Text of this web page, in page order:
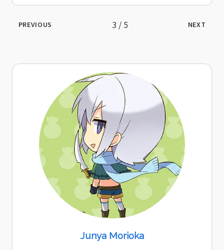
Junya Morioka
PREVIOUS 3 / 5 NEXT